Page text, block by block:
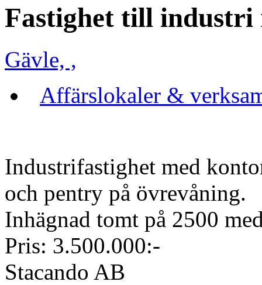
Fastighet till industri
Gävle, ,
Affärslokaler &
Industrifastighet med
och pentry på övrevåning.
Inhägnad tomt på 2500
Pris: 3.500.000:-
Stacando AB